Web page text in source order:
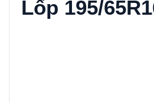
Lốp 195/